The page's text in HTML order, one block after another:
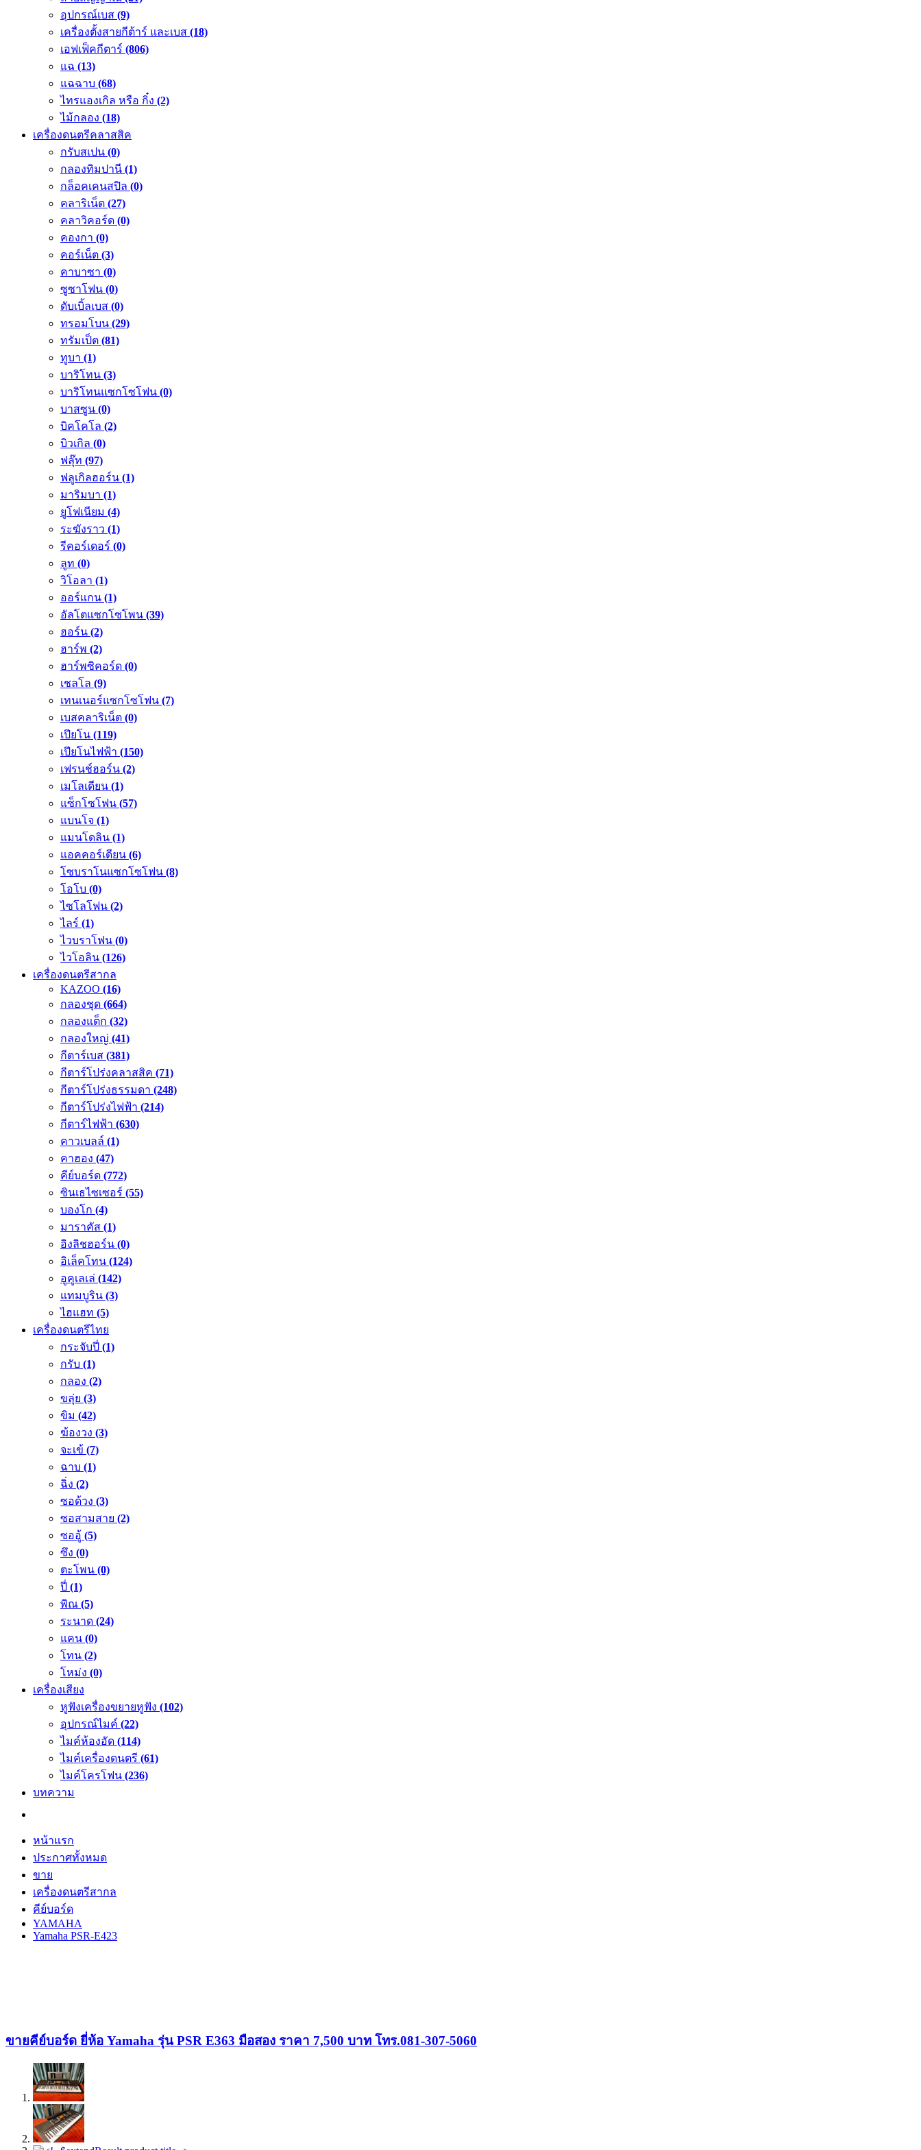
อุปกรณ์เบส (9)
เครื่องตั้งสายกีต้าร์ และเบส (18)
เอฟเฟ็คกีตาร์ (806)
แฉ (13)
แฉฉาบ (68)
ไทรแองเกิล หรือ กิ๋ง (2)
ไม้กลอง (18)
เครื่องดนตรีคลาสสิค
กรับสเปน (0)
กลองทิมปานี (1)
กล็อคเคนสปิล (0)
คลาริเน็ต (27)
คลาวิคอร์ด (0)
คองกา (0)
คอร์เน็ต (3)
คาบาซา (0)
ซูซาโฟน (0)
ดับเบิ้ลเบส (0)
ทรอมโบน (29)
ทรัมเป็ต (81)
ทูบา (1)
บาริโทน (3)
บาริโทนแซกโซโฟน (0)
บาสซูน (0)
บิคโคโล (2)
บิวเกิล (0)
ฟลุ๊ท (97)
ฟลูเกิลฮอร์น (1)
มาริมบา (1)
ยูโฟเนียม (4)
ระฆังราว (1)
รีคอร์เดอร์ (0)
ลูท (0)
วิโอลา (1)
ออร์แกน (1)
อัลโตแซกโซโพน (39)
ฮอร์น (2)
ฮาร์พ (2)
ฮาร์พซิคอร์ด (0)
เชลโล (9)
เทนเนอร์แซกโซโฟน (7)
เบสคลาริเน็ต (0)
เปียโน (119)
เปียโนไฟฟ้า (150)
เฟรนช์ฮอร์น (2)
เมโลเดียน (1)
แซ็กโซโฟน (57)
แบนโจ (1)
แมนโดลิน (1)
แอคคอร์เดียน (6)
โซบราโนแซกโซโฟน (8)
โอโบ (0)
ไซโลโฟน (2)
ไลร์ (1)
ไวบราโฟน (0)
ไวโอลิน (126)
เครื่องดนตรีสากล
KAZOO (16)
กลองชุด (664)
กลองแต็ก (32)
กลองใหญ่ (41)
กีตาร์เบส (381)
กีตาร์โปร่งคลาสสิค (71)
กีตาร์โปร่งธรรมดา (248)
กีตาร์โปร่งไฟฟ้า (214)
กีตาร์ไฟฟ้า (630)
คาวเบลล์ (1)
คาฮอง (47)
คีย์บอร์ด (772)
ซินเธไซเซอร์ (55)
บองโก (4)
มาราคัส (1)
อิงลิชฮอร์น (0)
อิเล็คโทน (124)
อูคูเลเล่ (142)
แทมบูริน (3)
ไฮแฮท (5)
เครื่องดนตรีไทย
กระจับปี่ (1)
กรับ (1)
กลอง (2)
ขลุ่ย (3)
ขิม (42)
ฆ้องวง (3)
จะเข้ (7)
ฉาบ (1)
ฉิ่ง (2)
ซอด้วง (3)
ซอสามสาย (2)
ซออู้ (5)
ซึง (0)
ตะโพน (0)
ปี่ (1)
พิณ (5)
ระนาด (24)
แคน (0)
โทน (2)
โหม่ง (0)
เครื่องเสียง
หูฟังเครื่องขยายหูฟัง (102)
อุปกรณ์ไมค์ (22)
ไมค์ห้องอัด (114)
ไมค์เครื่องดนตรี (61)
ไมค์โครโฟน (236)
บทความ
หน้าแรก
ประกาศทั้งหมด
ขาย
เครื่องดนตรีสากล
คีย์บอร์ด
YAMAHA
Yamaha PSR-E423
ขายคีย์บอร์ด ยี่ห้อ Yamaha รุ่น PSR E363 มือสอง ราคา 7,500 บาท โทร.081-307-5060